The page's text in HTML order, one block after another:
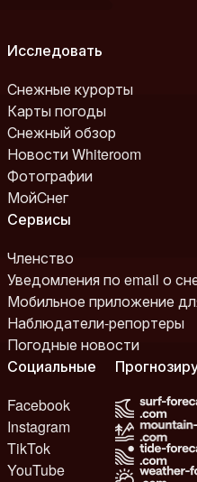
Исследовать
Снежные курорты
Карты погоды
Снежный обзор
Новости Whiteroom
Фотографии
МойСнег
Сервисы
Членство
Уведомления по email о
Мобильное приложение
Наблюдатели-репортеры
Погодные новости
Социальные
Facebook
Instagram
TikTok
YouTube